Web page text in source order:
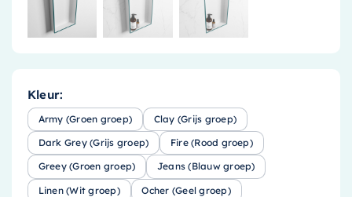
Kleur:
Army (Groen groep) Clay (Grijs groep)
Dark Grey (Grijs groep) Fire (Rood groep)
Greey (Groen groep) Jeans (Blauw groep)
Linen (Wit groep) Ocher (Geel groep)